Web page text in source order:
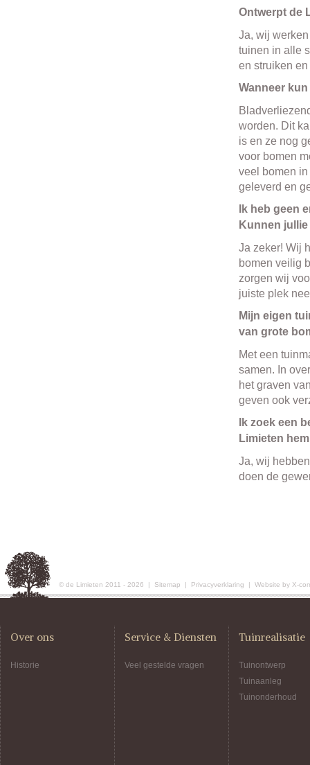
Ontwerpt de
Ja, wij
tuinen in alle
en struiken
Wanneer
worden. Dit
is en ze nog
voor bomen
veel bomen
geleverd en
Ik heb geen
Kunnen
Ja zeker! Wij
bomen veilig
zorgen wij
juiste plek
Mijn eigen
van grote
Met een
samen. In
het graven
geven ook
Ik zoek een
Limieten
Ja, wij
doen de
© de Limieten 2011 - 2026 | Sitemap | Privacyverklaring | Website by X-
Over ons
Historie
Service & Diensten
Veel gestelde vragen
Tuinrealisatie
Tuinontwerp
Tuinaanleg
Tuinonderhoud